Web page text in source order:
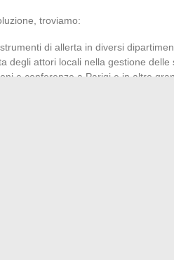
troviamo:
di allerta in diversi
degli attori locali nella gestione delle
e conferenze a Parigi e in altre